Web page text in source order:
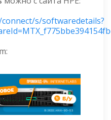
s/softwaredetails?